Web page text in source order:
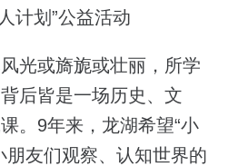
计划”公益活动
光或旖旎或壮丽，所学
后皆是一场历史、文
。9年来，龙湖希望“小
朋友们观察、认知世界的